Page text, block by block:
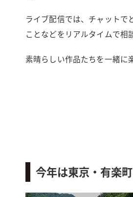
ライブ配信では、チャットで
ことなどをリアルタイムで相
素晴らしい作品たちを一緒に
今年は東京・有楽